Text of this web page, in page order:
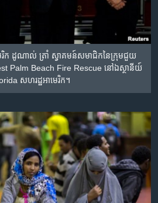
រិក ដូណាល់ ​ត្រាំ ស្វាគមន៍​សមាជិក​នៃ​ក្រុម​ជួយ​
Palm Beach Fire Rescue នៅ​ឯ​ស្ថានីយ៍​
សហរដ្ឋ​អាមេរិក។